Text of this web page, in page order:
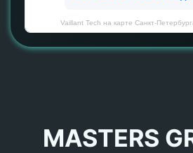
Vaillant Tech на карте
MASTERS